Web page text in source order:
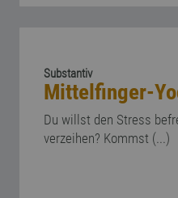
Substantiv
Mittelfinger-
Du willst den Stress
verzeihen? Kommst (...)